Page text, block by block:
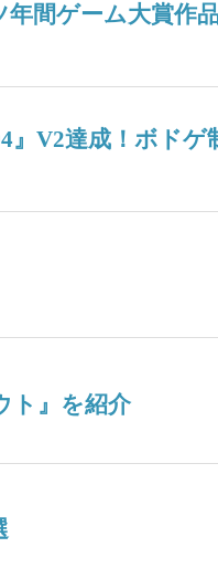
間ゲーム大賞作
』V2達成！ボド
ト』を紹介